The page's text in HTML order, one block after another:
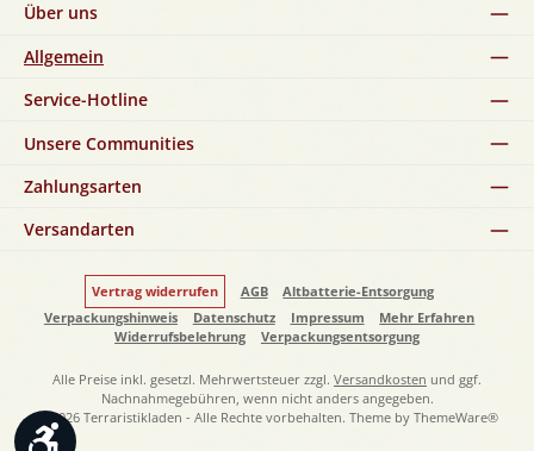
Werkzeugleiste anzeigen
Über uns
Allgemein
Service-Hotline
Unsere Communities
Zahlungsarten
Versandarten
Vertrag widerrufen AGB
Altbatterie-Entsorgung
Verpackungshinweis
Datenschutz Impressum
Mehr Erfahren
Widerrufsbelehrung
Verpackungsentsorgung
Alle Preise inkl. gesetzl. Mehrwertsteuer zzgl. Versandkosten und ggf.
Nachnahmegebühren, wenn nicht anders angegeben.
© 2026 Terraristikladen - Alle Rechte vorbehalten. Theme by ThemeWare®